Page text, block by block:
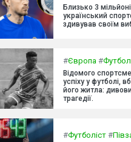
Близько 3
український
здивував своїм
#Європа #
Відомого
успіху у футболі,
його житла:
трагедії.
#Футболіст #